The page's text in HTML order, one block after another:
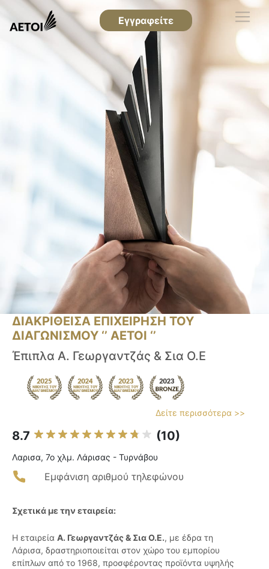
Εγγραφείτε
ΔΙΑΚΡΙΘΕΙΣΑ ΕΠΙΧΕΙΡΗΣΗ ΤΟΥ
ΔΙΑΓΩΝΙΣΜΟΥ ‘’ ΑΕΤΟΙ ‘’
Έπιπλα Α. Γεωργαντζάς & Σια Ο.Ε
Δείτε περισσότερα >>
8.7 (10)
Λαρισα, 7ο χλμ. Λάρισας - Τυρνάβου
Εμφάνιση αριθμού τηλεφώνου
Σχετικά με την εταιρεία:
Η εταιρεία Α. Γεωργαντζάς & Σια Ο.Ε., με έδρα τη
Λάρισα, δραστηριοποιείται στον χώρο του εμπορίου
επίπλων από το 1968, προσφέροντας προϊόντα υψηλής